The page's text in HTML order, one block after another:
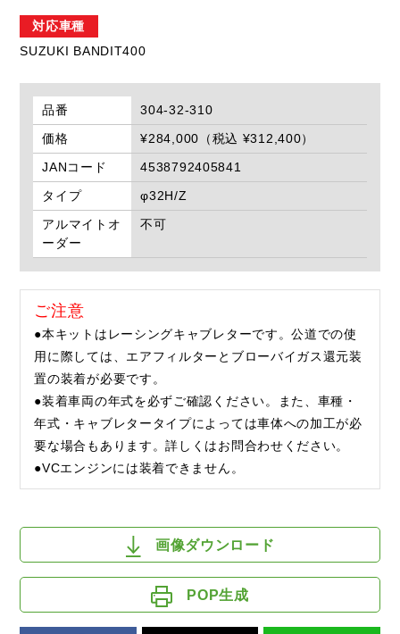
対応車種
SUZUKI BANDIT400
品番
304-32-310
価格
¥284,000（税込 ¥312,400）
JANコード
4538792405841
タイプ
φ32H/Z
アルマイトオ
ーダー
不可
ご注意
●本キットはレーシングキャブレターです。公道での使
用に際しては、エアフィルターとブローバイガス還元装
置の装着が必要です。
●装着車両の年式を必ずご確認ください。また、車種・
年式・キャブレタータイプによっては車体への加工が必
要な場合もあります。詳しくはお問合わせください。
●VCエンジンには装着できません。
画像ダウンロード
POP生成